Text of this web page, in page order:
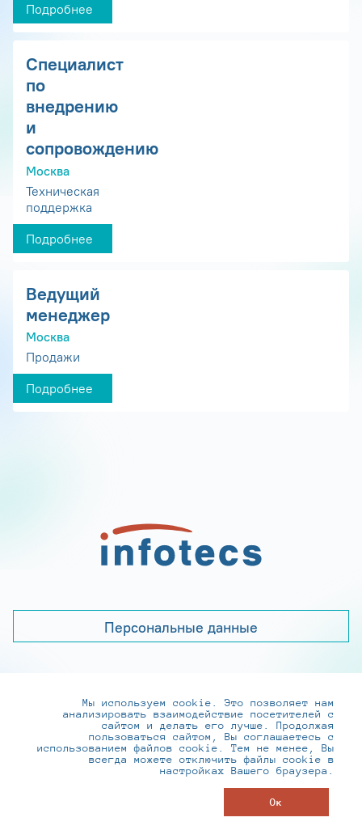
Подробнее
Специалист
по
внедрению
и
сопровождению
Москва
Техническая
поддержка
Подробнее
Ведущий
менеджер
Москва
Продажи
Подробнее
Персональные данные
+7 (495) 737-6192, 8-800-250-0-260
practice@infotecs.ru,hr@infotecs.ru
127273, г. Москва, Отрадная ул., 2Б строение 1
Мы используем cookie. Это позволяет нам
анализировать взаимодействие посетителей с
сайтом и делать его лучше. Продолжая
пользоваться сайтом, Вы соглашаетесь с
использованием файлов cookie. Тем не менее, Вы
всегда можете отключить файлы cookie в
настройках Вашего браузера.
Ок